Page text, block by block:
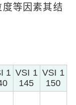
等因素其结
1 VSI 1
145
VSI 1
150